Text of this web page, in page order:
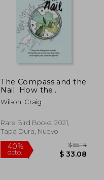
The Compass and the
Nail: How the
Patagonia Model of
Loyalty can Save Your
Just Save the Planet
[Revised Hardcover
Wilson, Craig
Rare Bird Books, 2021,
Tapa Dura, Nuevo